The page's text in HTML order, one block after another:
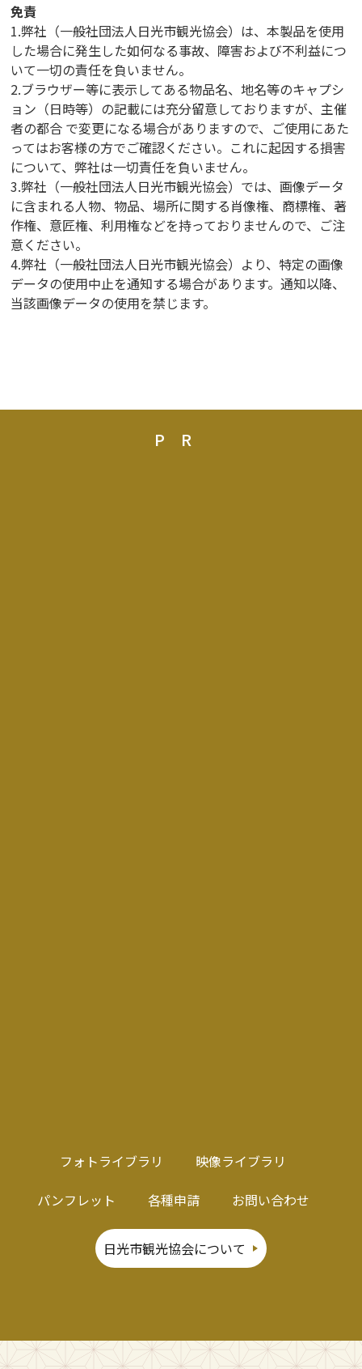
免責
1.弊社（一般社団法人日光市観光協会）は、本製品を使用
した場合に発生した如何なる事故、障害および不利益につ
いて一切の責任を負いません。
2.ブラウザー等に表示してある物品名、地名等のキャプシ
ョン（日時等）の記載には充分留意しておりますが、主催
者の都合 で変更になる場合がありますので、ご使用にあた
ってはお客様の方でご確認ください。これに起因する損害
について、弊社は一切責任を負いません。
3.弊社（一般社団法人日光市観光協会）では、画像データ
に含まれる人物、物品、場所に関する肖像権、商標権、著
作権、意匠権、利用権などを持っておりませんので、ご注
意ください。
4.弊社（一般社団法人日光市観光協会）より、特定の画像
データの使用中止を通知する場合があります。通知以降、
当該画像データの使用を禁じます。
PR
フォトライブラリ
映像ライブラリ
パンフレット
各種申請 お問い合わせ
日光市観光協会について